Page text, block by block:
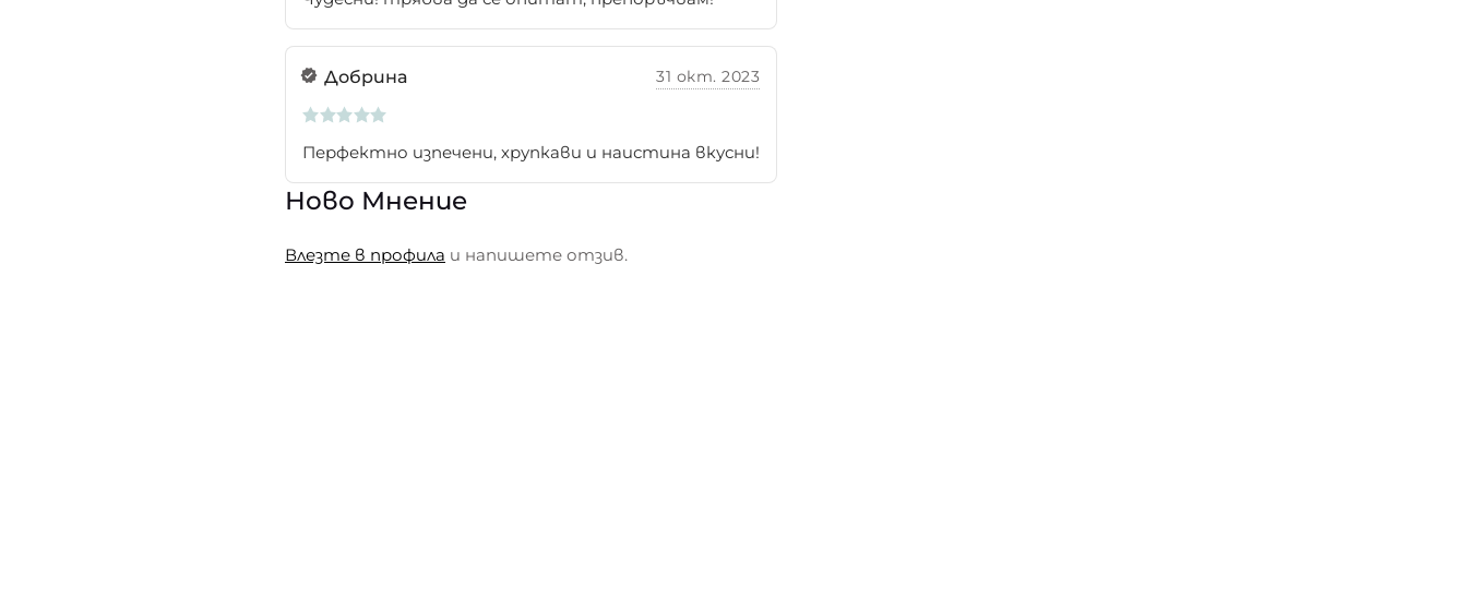
Добрина 31 окт. 2023
Перфектно изпечени, хрупкави и наистина вкусни!
Ново Мнение
Влезте в профила и напишете отзив.